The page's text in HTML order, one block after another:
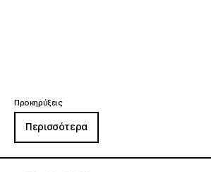
Προκηρύξεις
Περισσότερα